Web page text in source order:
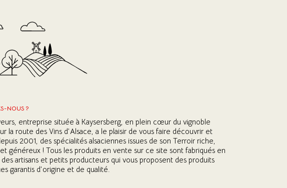
NOUS ?
entreprise située à Kaysersberg, en plein cœur du vignoble
la route des Vins d’Alsace, a le plaisir de vous faire découvrir et
2001, des spécialités alsaciennes issues de son Terroir riche,
généreux ! Tous les produits en vente sur ce site sont fabriqués en
des artisans et petits producteurs qui vous proposent des produits
garantis d’origine et de qualité.